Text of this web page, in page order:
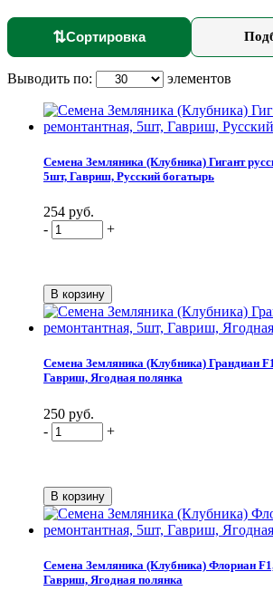
⇅Сортировка
Выводить по: элементов
Семена Земляника (Клубника) Гигант
5шт, Гавриш, Русский богатырь
254 руб.
-
+
Семена Земляника (Клубника) Грандиан
Гавриш, Ягодная полянка
250 руб.
-
+
Семена Земляника (Клубника) Флориан
Гавриш, Ягодная полянка